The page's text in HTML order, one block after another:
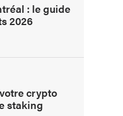
: le guide
2026
crypto
staking